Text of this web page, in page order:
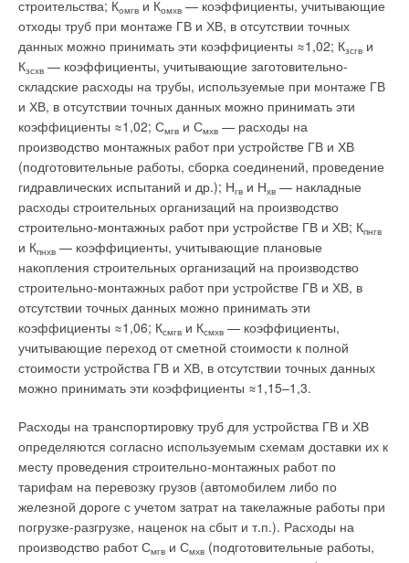
строительства; Комгв и Комхв — коэффициенты, учитывающие
отходы труб при монтаже ГВ и ХВ, в отсутствии точных
данных можно принимать эти коэффициенты ≈1,02; Кзсгв и
Кзсхв — коэффициенты, учитывающие заготовительно-
складские расходы на трубы, используемые при монтаже ГВ
и ХВ, в отсутствии точных данных можно принимать эти
коэффициенты ≈1,02; Смгв и Смхв — расходы на
производство монтажных работ при устройстве ГВ и ХВ
(подготовительные работы, сборка соединений, проведение
гидравлических испытаний и др.); Нгв и Нхв — накладные
расходы строительных организаций на производство
строительно-монтажных работ при устройстве ГВ и ХВ; Кпнгв
и Кпнхв — коэффициенты, учитывающие плановые
накопления строительных организаций на производство
строительно-монтажных работ при устройстве ГВ и ХВ, в
отсутствии точных данных можно принимать эти
коэффициенты ≈1,06; Ксмгв и Ксмхв — коэффициенты,
учитывающие переход от сметной стоимости к полной
стоимости устройства ГВ и ХВ, в отсутствии точных данных
можно принимать эти коэффициенты ≈1,15–1,3.
Расходы на транспортировку труб для устройства ГВ и ХВ
определяются согласно используемым схемам доставки их к
месту проведения строительно-монтажных работ по
тарифам на перевозку грузов (автомобилем либо по
железной дороге с учетом затрат на такелажные работы при
погрузке-разгрузке, наценок на сбыт и т.п.). Расходы на
производство работ Смгв и Смхв (подготовительные работы,
Комментарии
В этой теме еще нет комментариев
Добавить комментарий
Ваше имя *
Ваш E-mail *
Читайте по теме:
→
Влияние стак‑эффекта на систему противодымной
вентиляции в многоэтажных жилых зданиях
ЖУРНАЛ СОК ИЮНЬ 2026
→
Влияние параметров информационных потоков и типов
вычислительных нагрузок на энергоэффективность
систем обеспечения микроклимата центров обработки
данных
→
Свежий воздух без компромиссов: новые приточно-
вытяжные установки SHUFT UniMAX для квартиры и
частного дома
ЖУРНАЛ СОК ИЮНЬ 2026
→ Вентиляция жилых помещений
ЖУРНАЛ СОК ИЮНЬ 2026
→
Анализ российского рынка сплит-систем на основе
макроэкономических факторов
ЖУРНАЛ СОК ИЮНЬ 2026
Комментарии
В этой теме еще нет комментариев
Добавить комментарий